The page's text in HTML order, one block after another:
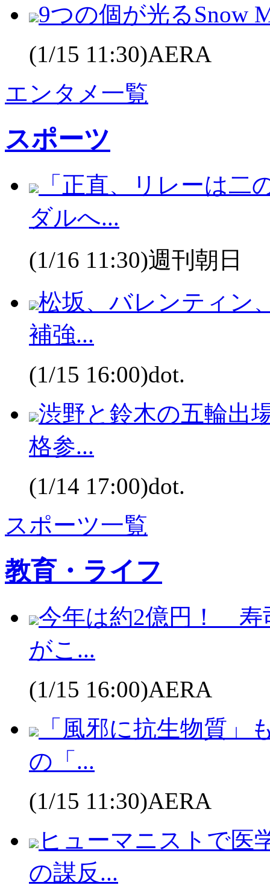
9つの個が光るSnow
(1/15 11:30)AERA
エンタメ一覧
スポーツ
「正直、リレーは
ダルへ...
(1/16 11:30)週刊朝日
松坂、バレンティ
補強...
(1/15 16:00)dot.
渋野と鈴木の五輪出
格参...
(1/14 17:00)dot.
スポーツ一覧
教育・ライフ
今年は約2億円！ 寿
がこ...
(1/15 16:00)AERA
「風邪に抗生物質
の「...
(1/15 11:30)AERA
ヒューマニストで医
の謀反...